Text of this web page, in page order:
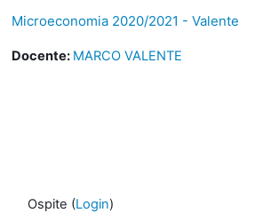
Microeconomia 2020/2021 - Valente
Docente: MARCO VALENTE
Ospite (Login)